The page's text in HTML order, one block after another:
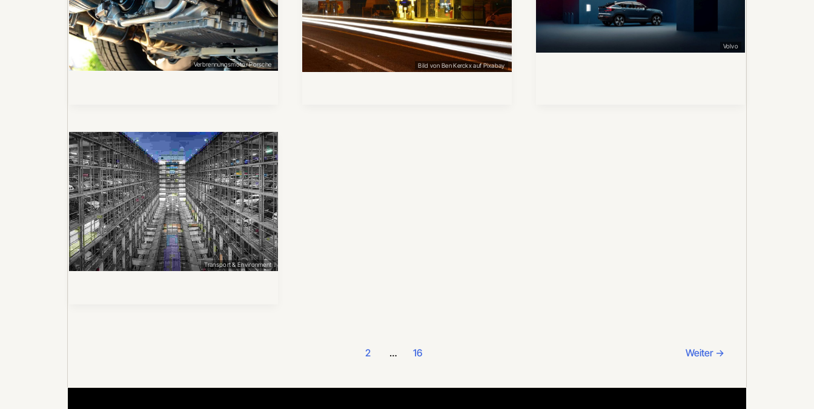
Verbrennungsmotor Porsche Bild von Ben Kerckx auf Pixabay
Volvo
Transport & Environment
2 … 16 Weiter →